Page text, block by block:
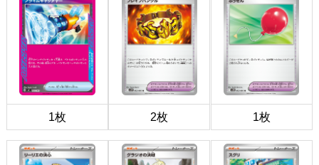
1枚 2枚 1枚